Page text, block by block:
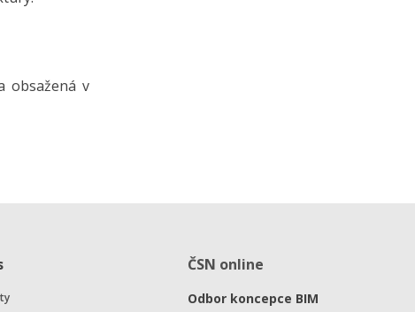
obsažená v
ČSN online
Odbor koncepce BIM